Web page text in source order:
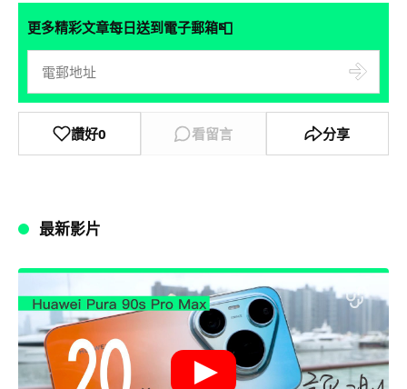
更多精彩文章每日送到電子郵箱📮
讚好0 看留言 分享
最新影片